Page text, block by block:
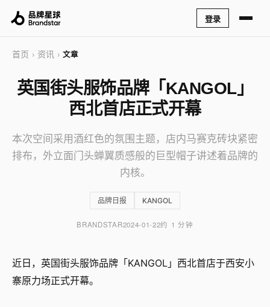
登录
首页 › 资讯 › 文章
英国街头服饰品牌「KANGOL」
西北首店正式开幕
本次空间采用酒红色的氛围主题，店内马赛克砖块紧密
排布，外立面门头蝉翼质感般的巨型帽子讲述着品牌的
内核。
品牌日报 KANGOL
BRANDSTAR2024-01-22约 1 分钟
近日，英国街头服饰品牌「KANGOL」西北首店于西安小
寨原力场正式开幕。